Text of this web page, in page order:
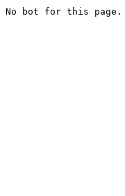
No bot for this page. 本页